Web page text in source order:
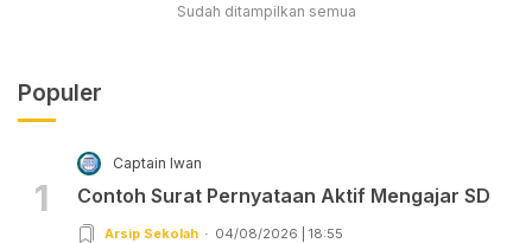
Sudah ditampilkan semua
Populer
1
Captain Iwan
Contoh Surat Pernyataan Aktif Mengajar SD
Arsip Sekolah 04/08/2026 | 18:55